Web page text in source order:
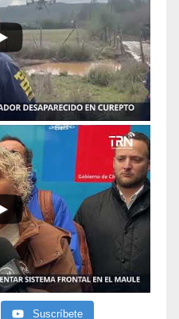
Suscríbete